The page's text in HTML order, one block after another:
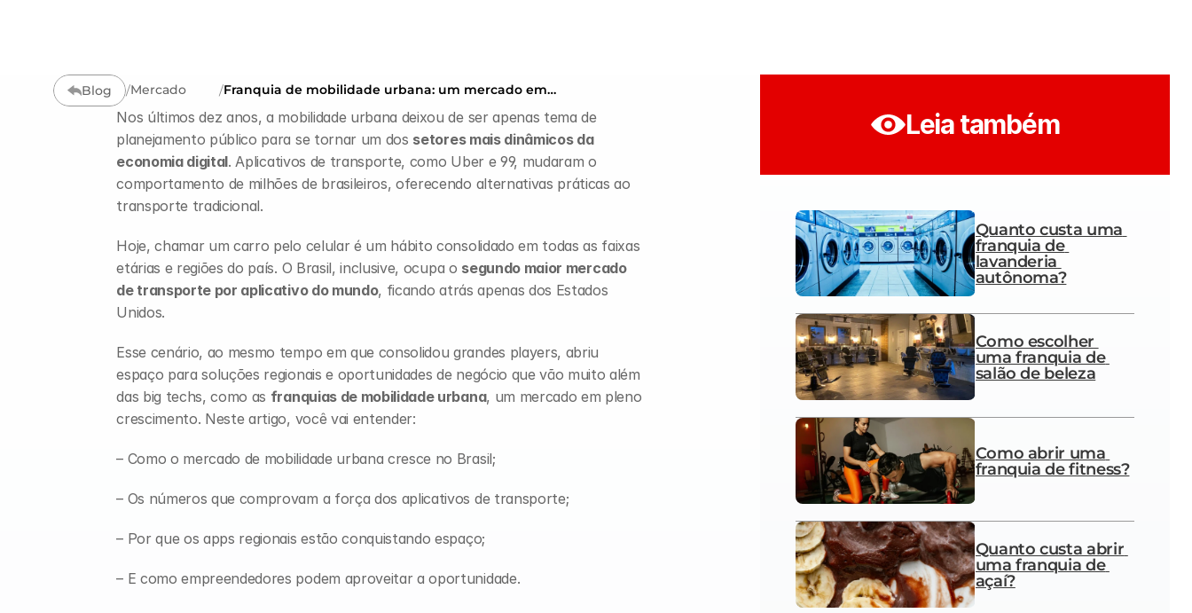
Blog /Mercado /Franquia de mobilidade urbana: um mercado em
Nos últimos dez anos, a mobilidade urbana deixou de ser apenas tema de
planejamento público para se tornar um dos setores mais dinâmicos da
economia digital. Aplicativos de transporte, como Uber e 99, mudaram o
comportamento de milhões de brasileiros, oferecendo alternativas práticas ao
transporte tradicional.
Hoje, chamar um carro pelo celular é um hábito consolidado em todas as faixas
etárias e regiões do país. O Brasil, inclusive, ocupa o segundo maior mercado
de transporte por aplicativo do mundo, ficando atrás apenas dos Estados
Unidos.
Esse cenário, ao mesmo tempo em que consolidou grandes players, abriu
espaço para soluções regionais e oportunidades de negócio que vão muito além
das big techs, como as franquias de mobilidade urbana, um mercado em pleno
crescimento. Neste artigo, você vai entender:
– Como o mercado de mobilidade urbana cresce no Brasil;
– Os números que comprovam a força dos aplicativos de transporte;
– Por que os apps regionais estão conquistando espaço;
– E como empreendedores podem aproveitar a oportunidade.
Leia também
Quanto custa uma
franquia de
lavanderia
autônoma?
Como escolher
uma franquia de
salão de beleza
Como abrir uma
franquia de fitness?
Quanto custa abrir
uma franquia de
açaí?